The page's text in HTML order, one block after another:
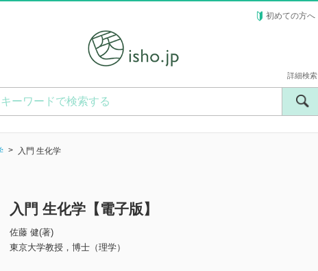
初めての方へ
詳細検索
入門 生化学
入門 生化学【電子版】
佐藤 健(著)
東京大学教授，博士（理学）